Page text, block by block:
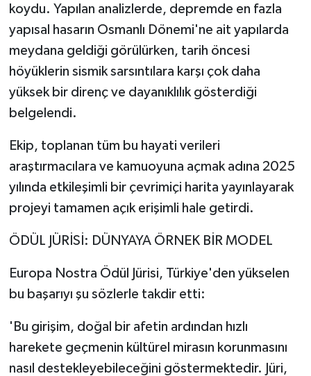
koydu. Yapılan analizlerde, depremde en fazla
yapısal hasarın Osmanlı Dönemi'ne ait yapılarda
meydana geldiği görülürken, tarih öncesi
höyüklerin sismik sarsıntılara karşı çok daha
yüksek bir direnç ve dayanıklılık gösterdiği
belgelendi.
Ekip, toplanan tüm bu hayati verileri
araştırmacılara ve kamuoyuna açmak adına 2025
yılında etkileşimli bir çevrimiçi harita yayınlayarak
projeyi tamamen açık erişimli hale getirdi.
ÖDÜL JÜRİSİ: DÜNYAYA ÖRNEK BİR MODEL
Europa Nostra Ödül Jürisi, Türkiye'den yükselen
bu başarıyı şu sözlerle takdir etti:
'Bu girişim, doğal bir afetin ardından hızlı
harekete geçmenin kültürel mirasın korunmasını
nasıl destekleyebileceğini göstermektedir. Jüri,